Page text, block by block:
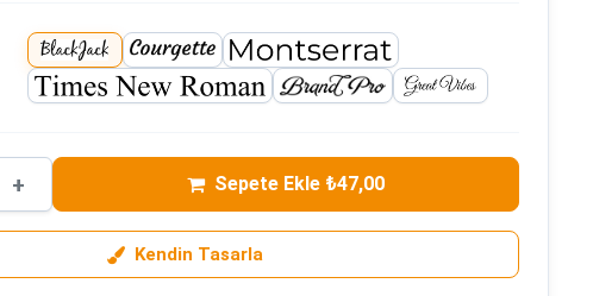
+ Sepete Ekle ₺47,00
Kendin Tasarla